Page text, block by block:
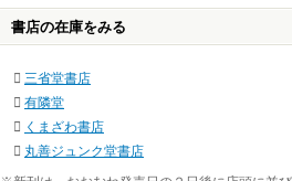
書店の在庫をみる
三省堂書店
有隣堂
くまざわ書店
丸善ジュンク堂書店